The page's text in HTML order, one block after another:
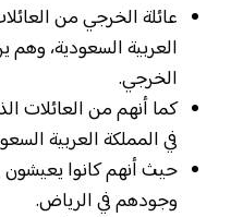
عائلة الخرجي من
العربية السعودية،
الخرجي.
كما أنهم من العائلات
في المملكة العربية
حيث أنهم كانوا
وجودهم في الرياض.